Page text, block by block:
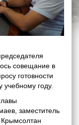
совещание в
готовности
учебному году.
заместитель